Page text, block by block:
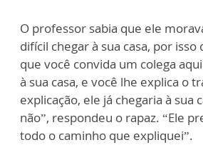
O professor sabia que ele
difícil chegar à sua casa, por isso
que você convida um colega
à sua casa, e você lhe explica o
explicação, ele já chegaria à sua
não”, respondeu o rapaz. “Ele
todo o caminho que expliquei”.